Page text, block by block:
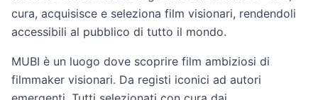
cura, acquisisce e seleziona film visionari, rendendoli
accessibili al pubblico di tutto il mondo.
MUBI è un luogo dove scoprire film ambiziosi di
filmmaker visionari. Da registi iconici ad autori